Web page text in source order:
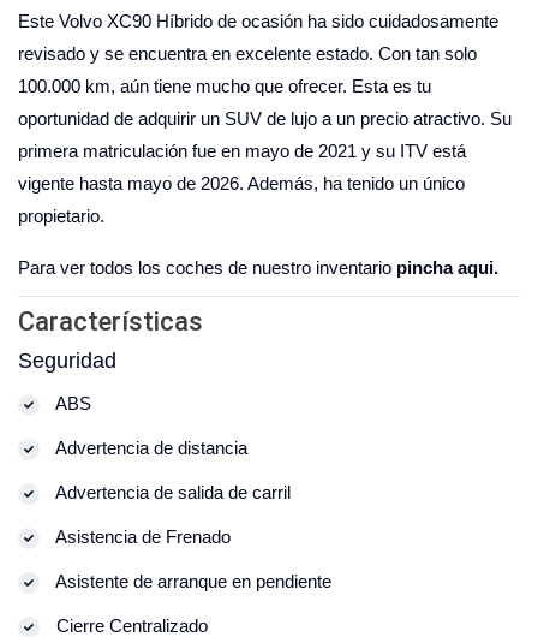
Este Volvo XC90 Híbrido de ocasión ha sido cuidadosamente
revisado y se encuentra en excelente estado. Con tan solo
100.000 km, aún tiene mucho que ofrecer. Esta es tu
oportunidad de adquirir un SUV de lujo a un precio atractivo. Su
primera matriculación fue en mayo de 2021 y su ITV está
vigente hasta mayo de 2026. Además, ha tenido un único
propietario.
Para ver todos los coches de nuestro inventario pincha aqui.
Características
Seguridad
ABS
Advertencia de distancia
Advertencia de salida de carril
Asistencia de Frenado
Asistente de arranque en pendiente
Cierre Centralizado